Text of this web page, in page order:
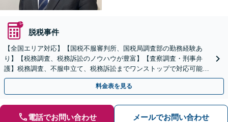
脱税事件
【全国エリア対応】【国税不服審判所、国税局調査部の勤務経験あ
り】【税務調査、税務訴訟のノウハウが豊富】【査察調査・刑事弁
護】税務調査、不服申立て、税務訴訟までワンストップで対応可能！
事業承継にも対応【休日・夜間相談可】
料金表を見る
電話でお問い合わせ メールでお問い合わせ